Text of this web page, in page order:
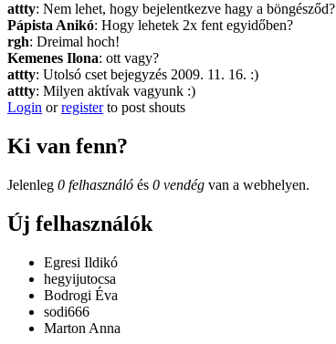
attty: Nem lehet, hogy bejelentkezve hagy a böngésződ?
Pápista Anikó: Hogy lehetek 2x fent egyidőben?
rgh: Dreimal hoch!
Kemenes Ilona: ott vagy?
attty: Utolsó cset bejegyzés 2009. 11. 16. :)
attty: Milyen aktívak vagyunk :)
Login orregisterto post shouts
Ki van fenn?
Jelenleg 0 felhasználó és 0 vendég van a webhelyen.
Új felhasználók
Egresi Ildikó
hegyijutocsa
Bodrogi Éva
sodi666
Marton Anna